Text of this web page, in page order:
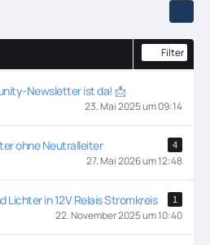
Filter
Newsletter ist da! 📩
23. Mai 2025 um 09:14
ohne Neutralleiter 4
27. Mai 2026 um 12:48
Lichter in 12V Relais Stromkreis 1
22. November 2025 um 10:40